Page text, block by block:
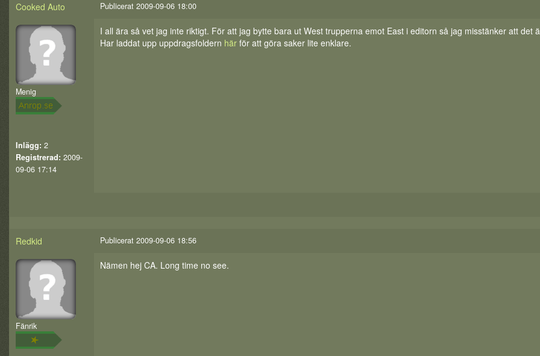
Cooked Auto Publicerat 2009-09-06 18:00
Menig
Inlägg: 2
Registrerad: 2009-
09-06 17:14
I all ära så vet jag inte riktigt. För att jag bytte bara ut West trupperna emot East i editorn så jag misstänker att
Har laddat upp uppdragsfoldern här för att göra saker lite enklare.
Redkid Publicerat 2009-09-06 18:56
Fänrik
Nämen hej CA. Long time no see.